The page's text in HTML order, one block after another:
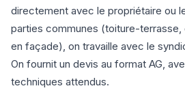
directement avec le propriétaire ou
parties communes (toiture-
en façade), on travaille avec le
On fournit un devis au format AG,
techniques attendus.